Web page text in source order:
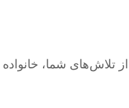
شما،